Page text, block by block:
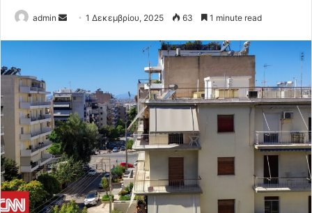
admin
Send1 Δεκεμβρίου, 2025 63 1 minute read